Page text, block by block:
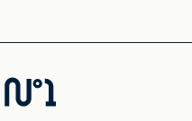
N°1